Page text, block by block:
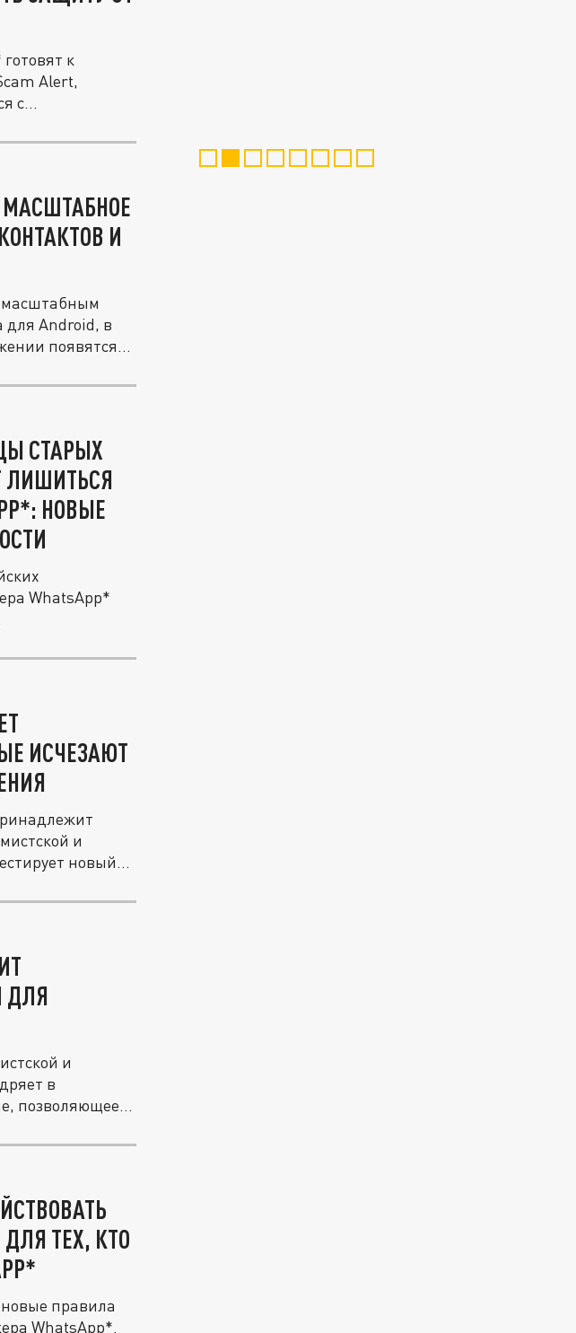
к
Alert,
с
МАСШТАБНОЕ
И
масштабным
для Android, в
появятся...
СТАРЫХ
ЛИШИТЬСЯ
НОВЫЕ
WhatsApp*
ИСЧЕЗАЮТ
и
новый...
ДЛЯ
и
в
позволяющее...
ТЕХ, КТО
правила
WhatsApp*.